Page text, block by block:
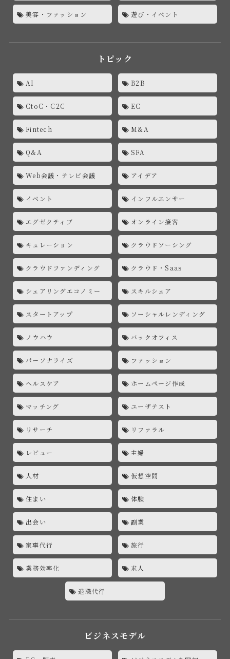
美容・ファッション 遊び・イベント
トピック
AI B2B
CtoC・C2C EC
Fintech M&A
Q&A SFA
Web会議・テレビ会議 アイデア
イベント インフルエンサー
エグゼクティブ オンライン接客
キュレーション クラウドソーシング
クラウドファンディング クラウド・Saas
シェアリングエコノミー スキルシェア
スタートアップ ソーシャルレンディング
ノウハウ バックオフィス
パーソナライズ ファッション
ヘルスケア ホームページ作成
マッチング ユーザテスト
リサーチ リファラル
レビュー 主婦
人材 仮想空間
住まい 体験
出会い 副業
家事代行 旅行
業務効率化 求人
退職代行
ビジネスモデル